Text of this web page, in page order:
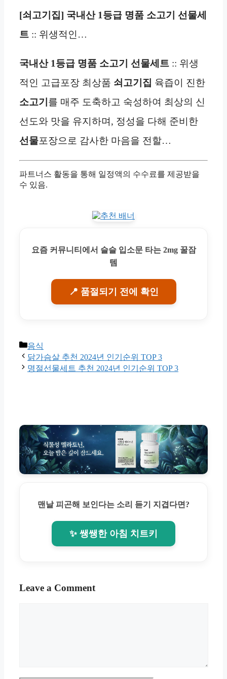
[쇠고기집] 국내산 1등급 명품 소고기 선물세
트 :: 위생적인…
국내산 1등급 명품 소고기 선물세트 :: 위생
적인 고급포장 최상품 쇠고기집 육즙이 진한
소고기 를 매주 도축하고 숙성하여 최상의 신
선도와 맛을 유지하며, 정성을 다해 준비한
선물포장으로 감사한 마음을 전할…
파트너스 활동을 통해 일정액의 수수료를 제공받을
수 있음.
요즘 커뮤니티에서 슬슬 입소문 타는 2mg 꿀잠
템
📍 품절되기 전에 확인
Categories
음식
닭가슴살 추천 2024년 인기순위 TOP 3
명절선물세트 추천 2024년 인기순위 TOP 3
맨날 피곤해 보인다는 소리 듣기 지겹다면?
✨ 쌩쌩한 아침 치트키
Leave a Comment